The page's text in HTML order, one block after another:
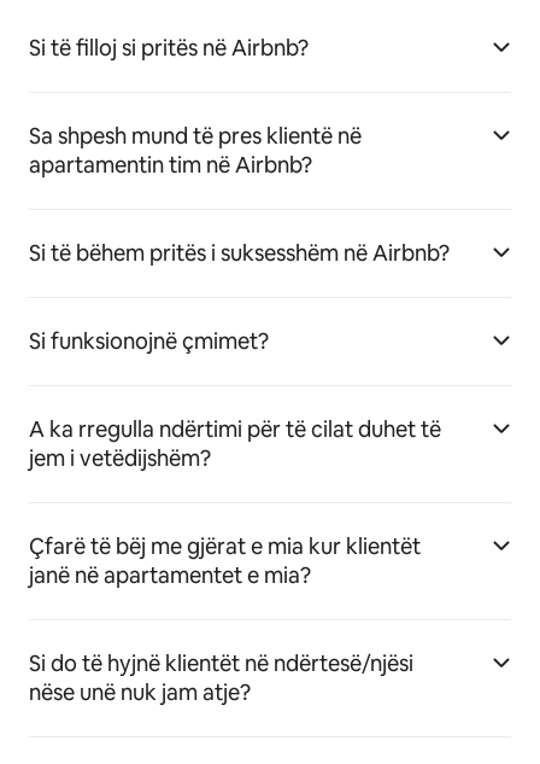
Si të filloj si pritës në Airbnb?
Sa shpesh mund të pres klientë në
apartamentin tim në Airbnb?
Si të bëhem pritës i suksesshëm në Airbnb?
Si funksionojnë çmimet?
A ka rregulla ndërtimi për të cilat duhet të
jem i vetëdijshëm?
Çfarë të bëj me gjërat e mia kur klientët
janë në apartamentet e mia?
Si do të hyjnë klientët në ndërtesë/njësi
nëse unë nuk jam atje?